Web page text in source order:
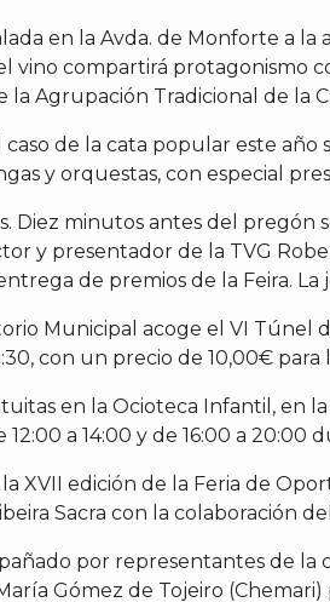
en la Avda. de Monforte a la
vino compartirá protagonismo
Agrupación Tradicional de la
de la cata popular este
y orquestas, con especial
Diez minutos antes del
y presentador de la TVG
de premios de la Feira. La
Municipal acoge el VI
con un precio de 10,00€ para
en la Ocioteca Infantil, en
a 14:00 y de 16:00 a 20:00
XVII edición de la Feria de
Sacra con la colaboración
por representantes de la
Gómez de Tojeiro